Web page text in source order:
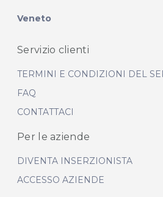
Veneto
Servizio clienti
TERMINI E CONDIZIONI DEL
FAQ
CONTATTACI
Per le aziende
DIVENTA INSERZIONISTA
ACCESSO AZIENDE